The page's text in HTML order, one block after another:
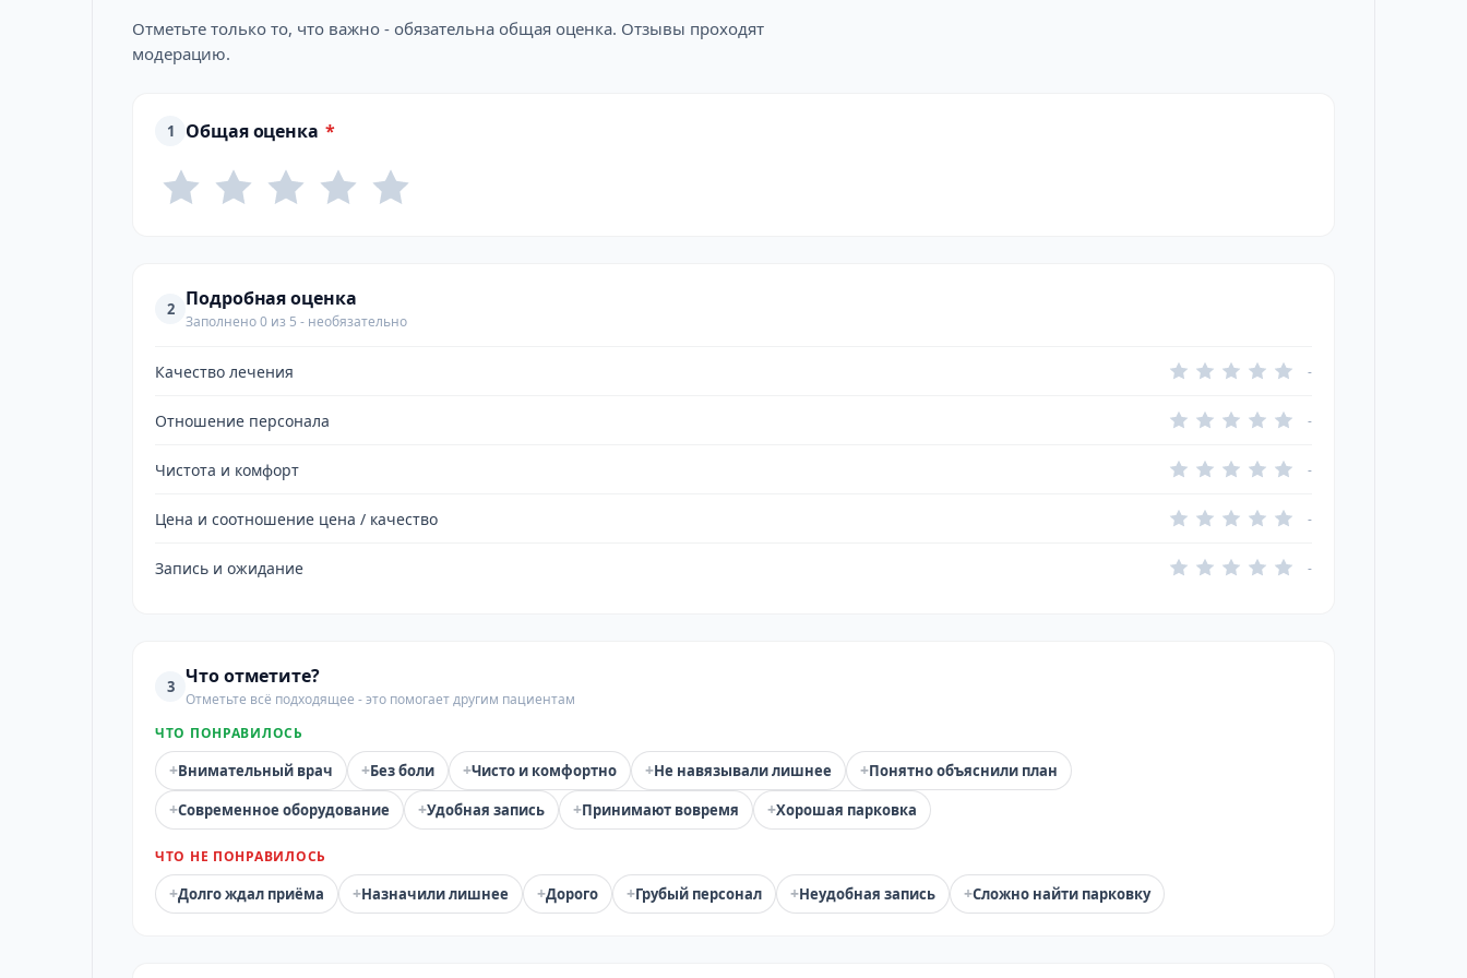
Отметьте только то, что важно - обязательна общая оценка. Отзывы проходят
модерацию.
1 Общая оценка *
2 Подробная оценка
Заполнено 0 из 5 - необязательно
Качество лечения -
Отношение персонала -
Чистота и комфорт -
Цена и соотношение цена / качество -
Запись и ожидание -
3 Что отметите?
Отметьте всё подходящее - это помогает другим пациентам
ЧТО ПОНРАВИЛОСЬ
+Внимательный врач +Без боли +Чисто и комфортно +Не навязывали лишнее +Понятно объяснили план
+Современное оборудование +Удобная запись +Принимают вовремя +Хорошая парковка
ЧТО НЕ ПОНРАВИЛОСЬ
+Долго ждал приёма +Назначили лишнее +Дорого +Грубый персонал +Неудобная запись +Сложно найти парковку